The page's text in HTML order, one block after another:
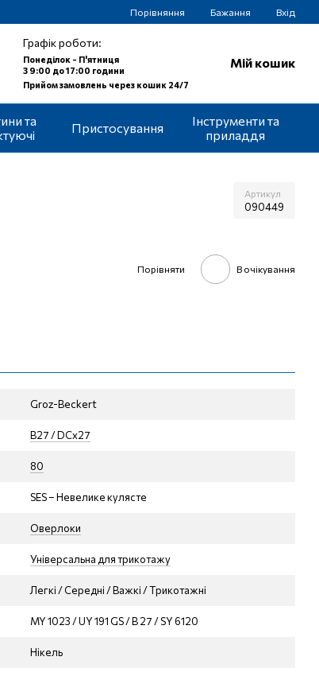
Порівняння Бажання Вхід
Графік роботи:
Понеділок - П'ятниця
З 9:00 до 17:00 години
Прийом замовлень через кошик 24/7
Мій кошик
та
Пристосування
Інструменти та
приладдя
Артикул
090449
Порівняти В очікування
Groz-Beckert
B27 / DCx27
80
SES – Невелике кулясте
Оверлоки
Універсальна для трикотажу
Легкі / Середні / Важкі / Трикотажні
MY 1023 / UY 191 GS / B 27 / SY 6120
Нікель